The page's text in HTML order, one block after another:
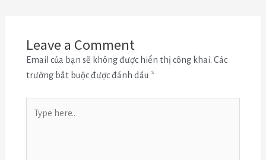
Leave a Comment
Email của bạn sẽ không được hiển thị công khai. Các
trường bắt buộc được đánh dấu *
here..